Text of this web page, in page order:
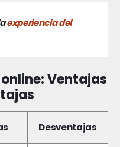
experiencia del
Ventajas
Desventajas